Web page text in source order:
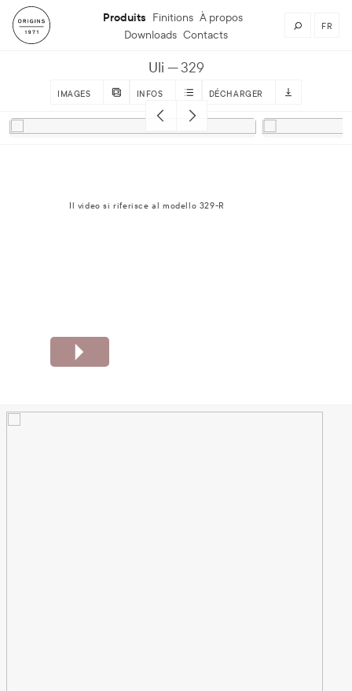
Produits Finitions À propos
Downloads Contacts
FR
Uli 329
IMAGES INFOS DÉCHARGER
Il video si riferisce al modello 329-R